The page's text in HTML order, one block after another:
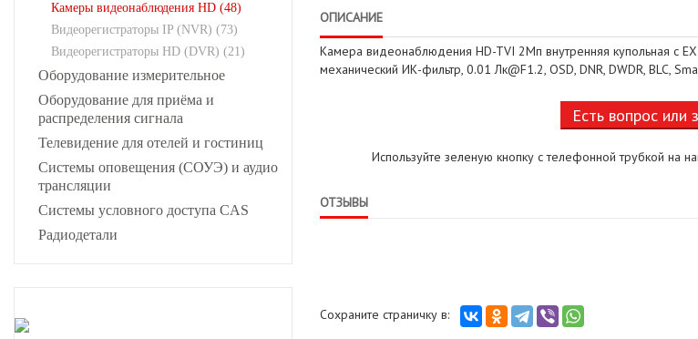
Камеры видеонаблюдения HD (48)
Видеорегистраторы IP (NVR) (73)
Видеорегистраторы HD (DVR) (21)
Оборудование измерительное
Оборудование для приёма и
распределения сигнала
Телевидение для отелей и гостиниц
Системы оповещения (СОУЭ) и аудио
трансляции
Системы условного доступа CAS
Радиодетали
ОПИСАНИЕ
Камера видеонаблюдения HD-TVI 2Мп внутренняя купольная с
механический ИК-фильтр, 0.01 Лк@F1.2, OSD, DNR, DWDR, BLC,
Есть вопрос или
Используйте зеленую кнопку с телефонной трубкой на
ОТЗЫВЫ
Сохраните страничку в: